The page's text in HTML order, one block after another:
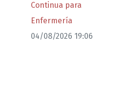
Continua para
Enfermería
04/08/2026 19:06